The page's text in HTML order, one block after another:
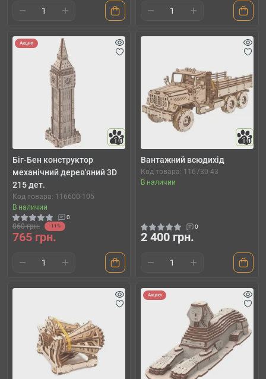
Акция
10
Біг-Бен конструктор
механічний дерев'яний 3D
215 дет.
Код товара: 116600-105
В наличии
0
860 грн. -11%
765 грн.
10
Вантажний всюдихід
Код товара: 116730-43
В наличии
0
2 400 грн.
Акция